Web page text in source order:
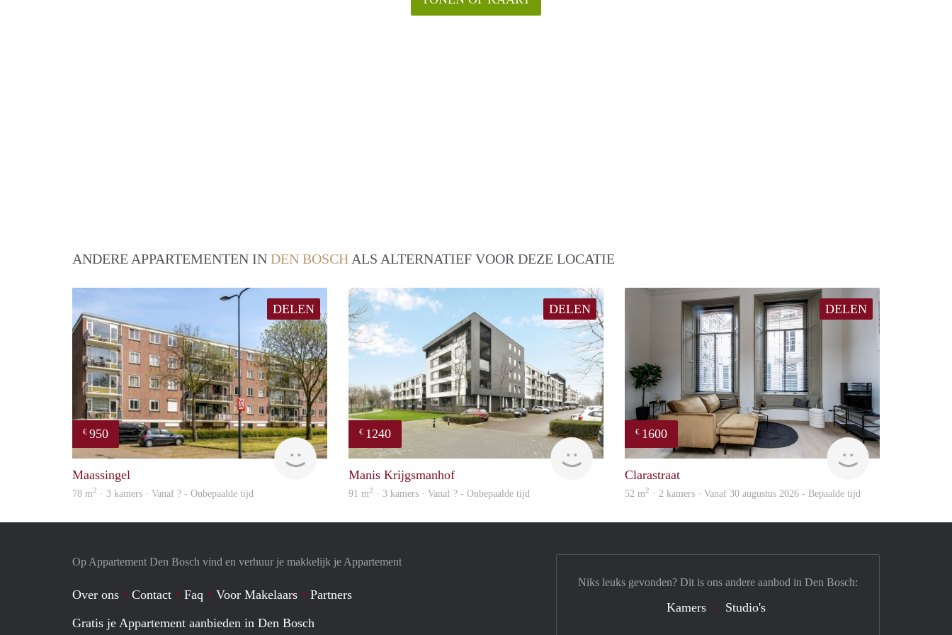
ANDERE APPARTEMENTEN IN DEN BOSCH ALS ALTERNATIEF VOOR DEZE LOCATIE
DELEN
€ 950
Woning
Maassingel
78 m2 · 3 kamers · Vanaf ? - Onbepaalde tijd
DELEN
€ 1240
finder
Manis Krijgsmanhof
91 m2 · 3 kamers · Vanaf ? - Onbepaalde tijd
DELEN
€ 1600
Next
Clarastraat
52 m2 · 2 kamers · Vanaf 30 augustus 2026 - Bepaalde tijd
Op Appartement Den Bosch vind en verhuur je makkelijk je Appartement
Over ons Contact Faq Voor Makelaars
Partners
Gratis je Appartement aanbieden in Den Bosch
Niks leuks gevonden? Dit is ons andere aanbod in Den Bosch:
Kamers Studio's